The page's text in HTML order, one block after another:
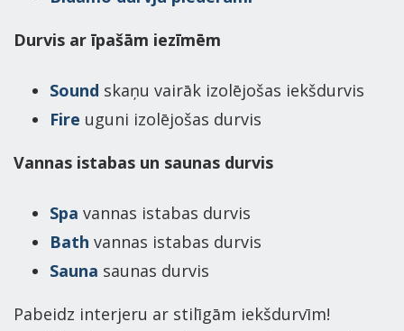
Durvis ar īpašām iezīmēm
Sound skaņu vairāk izolējošas iekšdurvis
Fire uguni izolējošas durvis
Vannas istabas un saunas durvis
Spa vannas istabas durvis
Bath vannas istabas durvis
Sauna saunas durvis
Pabeidz interjeru ar stilīgām iekšdurvīm!